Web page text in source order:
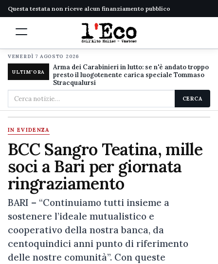
Questa testata non riceve alcun finanziamento pubblico
VENERDÌ 7 AGOSTO 2026
ULTIM'ORA
Arma dei Carabinieri in lutto: se n'è andato troppo
presto il luogotenente carica speciale Tommaso
Stracqualursi
Cerca
nel
sito
CERCA
IN EVIDENZA
BCC Sangro Teatina, mille
soci a Bari per giornata
ringraziamento
BARI – “Continuiamo tutti insieme a
sostenere l’ideale mutualistico e
cooperativo della nostra banca, da
centoquindici anni punto di riferimento
delle nostre comunità”. Con queste